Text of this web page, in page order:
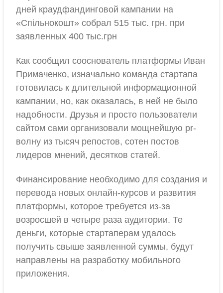
дней краудфандинговой кампании на
«Спільнокошт» собрал 515 тыс. грн. при
заявленных 400 тыс.грн
Как сообщил сооснователь платформы Иван
Примаченко, изначально команда стартапа
готовилась к длительной информационной
кампании, но, как оказалась, в ней не было
надобности. Друзья и просто пользователи
сайтом сами организовали мощнейшую pr-
волну из тысяч репостов, сотен постов
лидеров мнений, десятков статей.
Финансирование необходимо для создания и
перевода новых онлайн-курсов и развития
платформы, которое требуется из-за
возросшей в четыре раза аудитории. Те
деньги, которые стартаперам удалось
получить свыше заявленной суммы, будут
направлены на разработку мобильного
приложения.